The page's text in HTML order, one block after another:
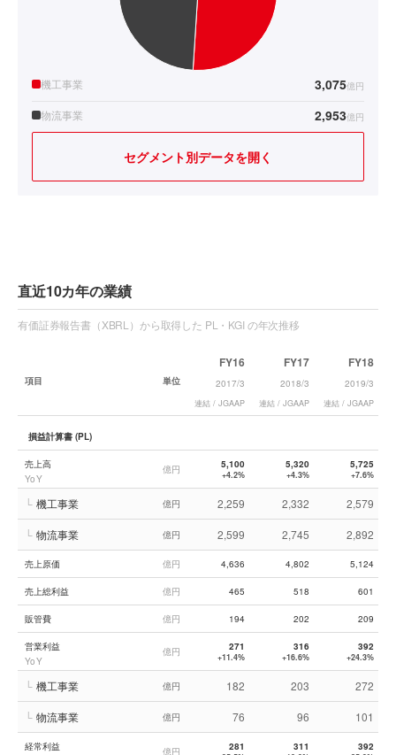
機工事業 3,075億円
物流事業 2,953億円
セグメント別データを開く
直近10カ年の業績
有価証券報告書（XBRL）から取得した PL・KGI の年次推移
項目 単位
FY16
2017/3
連結 / JGAAP
FY17
2018/3
連結 / JGAAP
FY18
2019/3
連結 / JGAAP
損益計算書 (PL)
売上高
YoY
億円 5,100
+4.2%
5,320
+4.3%
5,725
+7.6%
└ 機工事業 億円 2,259 2,332 2,579
└ 物流事業 億円 2,599 2,745 2,892
売上原価 億円 4,636 4,802 5,124
売上総利益 億円 465 518 601
販管費 億円 194 202 209
営業利益
YoY
億円 271
+11.4%
316
+16.6%
392
+24.3%
└ 機工事業 億円 182 203 272
└ 物流事業 億円 76 96 101
経常利益 億円 281 311 392